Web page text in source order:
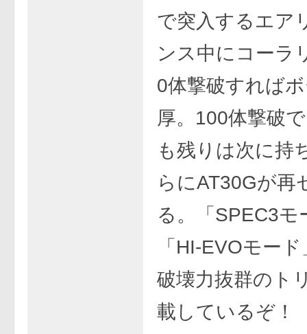
で突入するエア
ンス中にコーラ
0体撃破すれば
厚。100体撃破
も残りは次に持
らにAT30Gが再
る。「SPEC3モ
「HI-EVOモー
破壊力抜群のト
載しているぞ！